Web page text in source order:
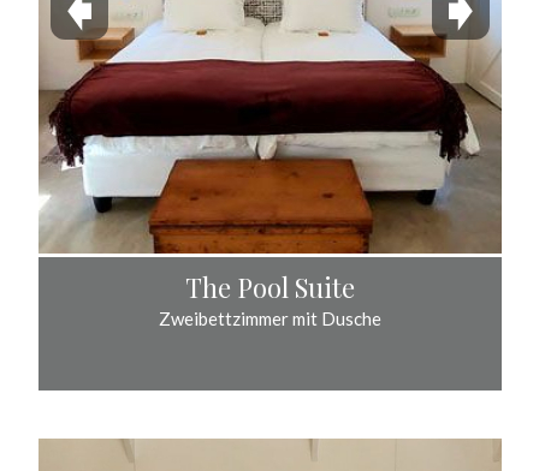
The Pool Suite
Zweibettzimmer mit Dusche